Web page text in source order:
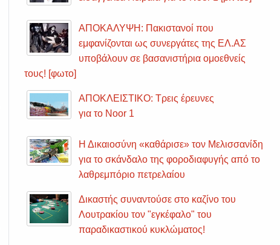
ΑΠΟΚΑΛΥΨΗ: Πακιστανοί που
εμφανίζονται ως συνεργάτες της ΕΛ.ΑΣ
υποβάλουν σε βασανιστήρια ομοεθνείς
τους! [φωτο]
ΑΠΟΚΛΕΙΣΤΙΚΟ: Τρεις έρευνες
για το Noor 1
Η Δικαιοσύνη «καθάρισε» τον Μελισσανίδη
για το σκάνδαλο της φοροδιαφυγής από το
λαθρεμπόριο πετρελαίου
Δικαστής συναντούσε στο καζίνο του
Λουτρακίου τον "εγκέφαλο" του
παραδικαστικού κυκλώματος!